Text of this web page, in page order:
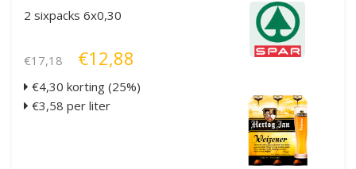
2 sixpacks 6x0,30
€17,18 €12,88
€4,30 korting (25%)
€3,58 per liter